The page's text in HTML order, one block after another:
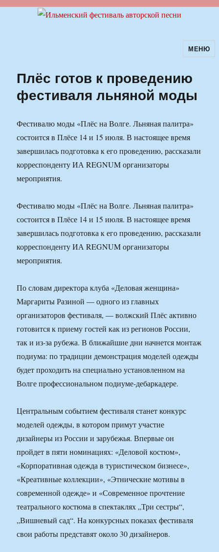
Ильменский фестиваль авторской
песни
МЕНЮ
Плёс готов к проведению
фестиваля льняной моды
Фестивалю моды «Плёс на Волге. Льняная палитра»
состоится в Плёсе 14 и 15 июля. В настоящее время
завершилась подготовка к его проведению, рассказали
корреспонденту ИА REGNUM организаторы
мероприятия.
Фестивалю моды «Плёс на Волге. Льняная палитра»
состоится в Плёсе 14 и 15 июля. В настоящее время
завершилась подготовка к его проведению, рассказали
корреспонденту ИА REGNUM организаторы
мероприятия.
По словам директора клуба «Деловая женщина»
Маргариты Разиной — одного из главных
организаторов фестиваля, — волжский Плёс активно
готовится к приему гостей как из регионов России,
так и из-за рубежа. В ближайшие дни начнется монтаж
подиума: по традиции демонстрация моделей одежды
будет проходить на специально установленном на
Волге профессиональном подиуме-дебаркадере.
Центральным событием фестиваля станет конкурс
моделей одежды, в котором примут участие
дизайнеры из России и зарубежья. Впервые он
пройдет в пяти номинациях: «Деловой костюм»,
«Корпоративная одежда в туристическом бизнесе»,
«Креативные коллекции», «Этнические мотивы в
современной одежде» и «Современное прочтение
театрального костюма в спектаклях „Три сестры“,
„Вишневый сад“. На конкурсных показах фестиваля
свои работы представят около 30 дизайнеров.